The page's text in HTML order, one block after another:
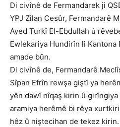
Di civînê de Fermandarek ji
YPJ Zîlan Cesûr, Fermandarê
Ayed Turkî El-Ebdullah û
Ewlekariya Hundirîn li
amade bûn.
Di civînê de, Fermandarê
Sîpan Efrîn rewşa giştî ya
yên dawî nîqaş kirin û
aramiya herêmê bi rêya
hêz û niştecihan de tekez